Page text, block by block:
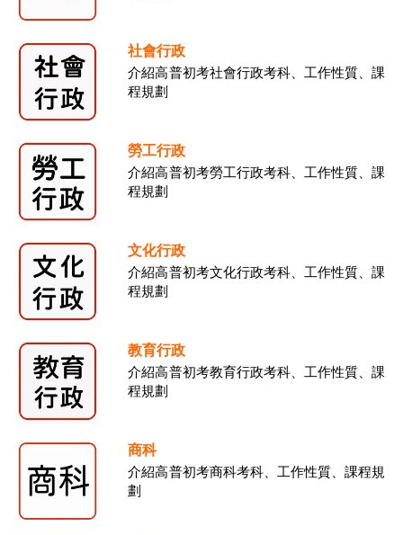
社會行政
介紹高普初考社會行政考科、工作性質、課
程規劃
勞工行政
介紹高普初考勞工行政考科、工作性質、課
程規劃
文化行政
介紹高普初考文化行政考科、工作性質、課
程規劃
教育行政
介紹高普初考教育行政考科、工作性質、課
程規劃
商科
介紹高普初考商科考科、工作性質、課程規
劃